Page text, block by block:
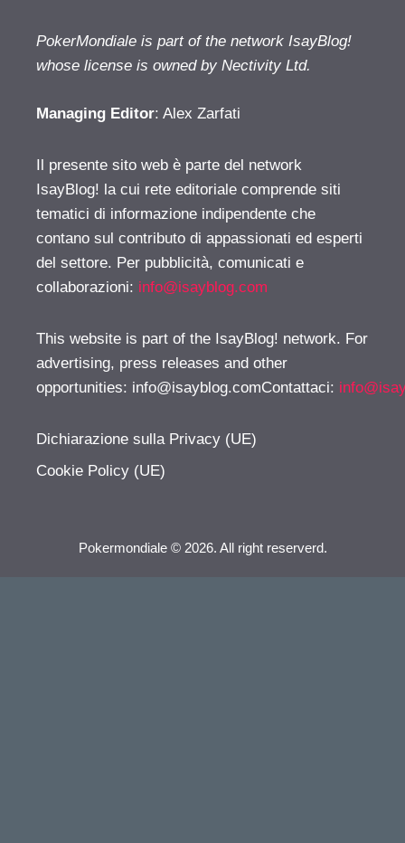
PokerMondiale is part of the network IsayBlog!
whose license is owned by Nectivity Ltd.
Managing Editor: Alex Zarfati
Il presente sito web è parte del network
IsayBlog! la cui rete editoriale comprende siti
tematici di informazione indipendente che
contano sul contributo di appassionati ed esperti
del settore. Per pubblicità, comunicati e
collaborazioni: info@isayblog.com
This website is part of the IsayBlog! network. For
advertising, press releases and other
opportunities: info@isayblog.comContattaci:
Dichiarazione sulla Privacy (UE)
Cookie Policy (UE)
Pokermondiale © 2026. All right reserverd.